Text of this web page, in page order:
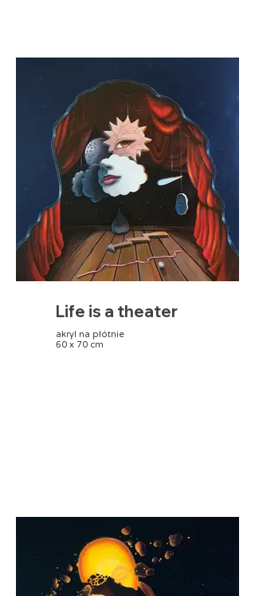
Life is a theater
akryl na płótnie
60 x 70 cm